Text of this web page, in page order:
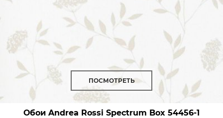
ПОСМОТРЕТЬ
Обои Andrea Rossi Spectrum Box 54456-1